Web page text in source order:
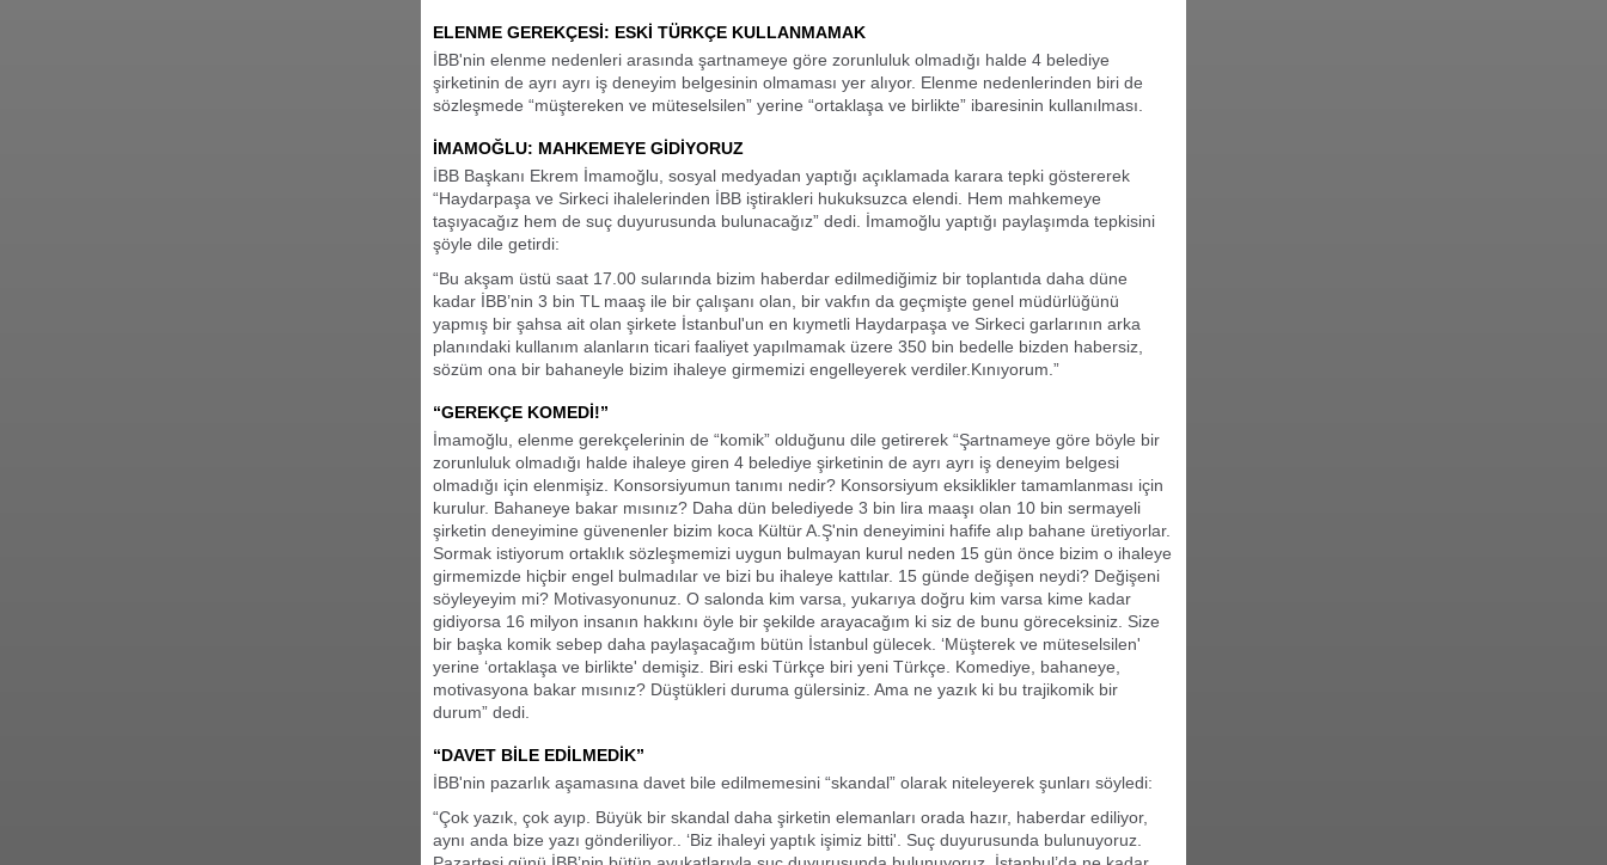
ELENME GEREKÇESİ: ESKİ TÜRKÇE KULLANMAMAK
İBB'nin elenme nedenleri arasında şartnameye göre zorunluluk olmadığı halde 4 belediye
şirketinin de ayrı ayrı iş deneyim belgesinin olmaması yer alıyor. Elenme nedenlerinden biri de
sözleşmede “müştereken ve müteselsilen” yerine “ortaklaşa ve birlikte” ibaresinin kullanılması.
İMAMOĞLU: MAHKEMEYE GİDİYORUZ
İBB Başkanı Ekrem İmamoğlu, sosyal medyadan yaptığı açıklamada karara tepki göstererek
“Haydarpaşa ve Sirkeci ihalelerinden İBB iştirakleri hukuksuzca elendi. Hem mahkemeye
taşıyacağız hem de suç duyurusunda bulunacağız” dedi. İmamoğlu yaptığı paylaşımda tepkisini
şöyle dile getirdi:
“Bu akşam üstü saat 17.00 sularında bizim haberdar edilmediğimiz bir toplantıda daha düne
kadar İBB’nin 3 bin TL maaş ile bir çalışanı olan, bir vakfın da geçmişte genel müdürlüğünü
yapmış bir şahsa ait olan şirkete İstanbul'un en kıymetli Haydarpaşa ve Sirkeci garlarının arka
planındaki kullanım alanların ticari faaliyet yapılmamak üzere 350 bin bedelle bizden habersiz,
sözüm ona bir bahaneyle bizim ihaleye girmemizi engelleyerek verdiler.Kınıyorum.”
“GEREKÇE KOMEDİ!”
İmamoğlu, elenme gerekçelerinin de “komik” olduğunu dile getirerek “Şartnameye göre böyle bir
zorunluluk olmadığı halde ihaleye giren 4 belediye şirketinin de ayrı ayrı iş deneyim belgesi
olmadığı için elenmişiz. Konsorsiyumun tanımı nedir? Konsorsiyum eksiklikler tamamlanması için
kurulur. Bahaneye bakar mısınız? Daha dün belediyede 3 bin lira maaşı olan 10 bin sermayeli
şirketin deneyimine güvenenler bizim koca Kültür A.Ş'nin deneyimini hafife alıp bahane üretiyorlar.
Sormak istiyorum ortaklık sözleşmemizi uygun bulmayan kurul neden 15 gün önce bizim o ihaleye
girmemizde hiçbir engel bulmadılar ve bizi bu ihaleye kattılar. 15 günde değişen neydi? Değişeni
söyleyeyim mi? Motivasyonunuz. O salonda kim varsa, yukarıya doğru kim varsa kime kadar
gidiyorsa 16 milyon insanın hakkını öyle bir şekilde arayacağım ki siz de bunu göreceksiniz. Size
bir başka komik sebep daha paylaşacağım bütün İstanbul gülecek. ‘Müşterek ve müteselsilen'
yerine ‘ortaklaşa ve birlikte' demişiz. Biri eski Türkçe biri yeni Türkçe. Komediye, bahaneye,
motivasyona bakar mısınız? Düştükleri duruma gülersiniz. Ama ne yazık ki bu trajikomik bir
durum” dedi.
“DAVET BİLE EDİLMEDİK”
İBB'nin pazarlık aşamasına davet bile edilmemesini “skandal” olarak niteleyerek şunları söyledi:
“Çok yazık, çok ayıp. Büyük bir skandal daha şirketin elemanları orada hazır, haberdar ediliyor,
aynı anda bize yazı gönderiliyor.. ‘Biz ihaleyi yaptık işimiz bitti'. Suç duyurusunda bulunuyoruz.